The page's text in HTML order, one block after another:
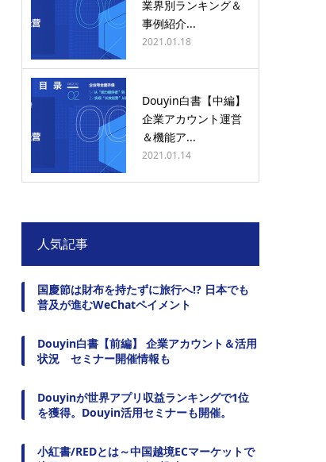
業界別ランキング＆
事例紹介...
2021.01.18
Douyin白書【中編】
企業アカウント運営
＆機能ア...
2021.01.14
人気記事
国慶節は財布を持たずに旅行へ!? 日本でも
普及が進むWeChatペイメント
Douyin白書【前編】 企業アカウント＆活用
状況 セミナー開催情報も
Douyinが世界アプリ収益ランキングで1位
を獲得。Douyin活用セミナーも開催。
小紅書/REDとは～中国越境ECマーケットで